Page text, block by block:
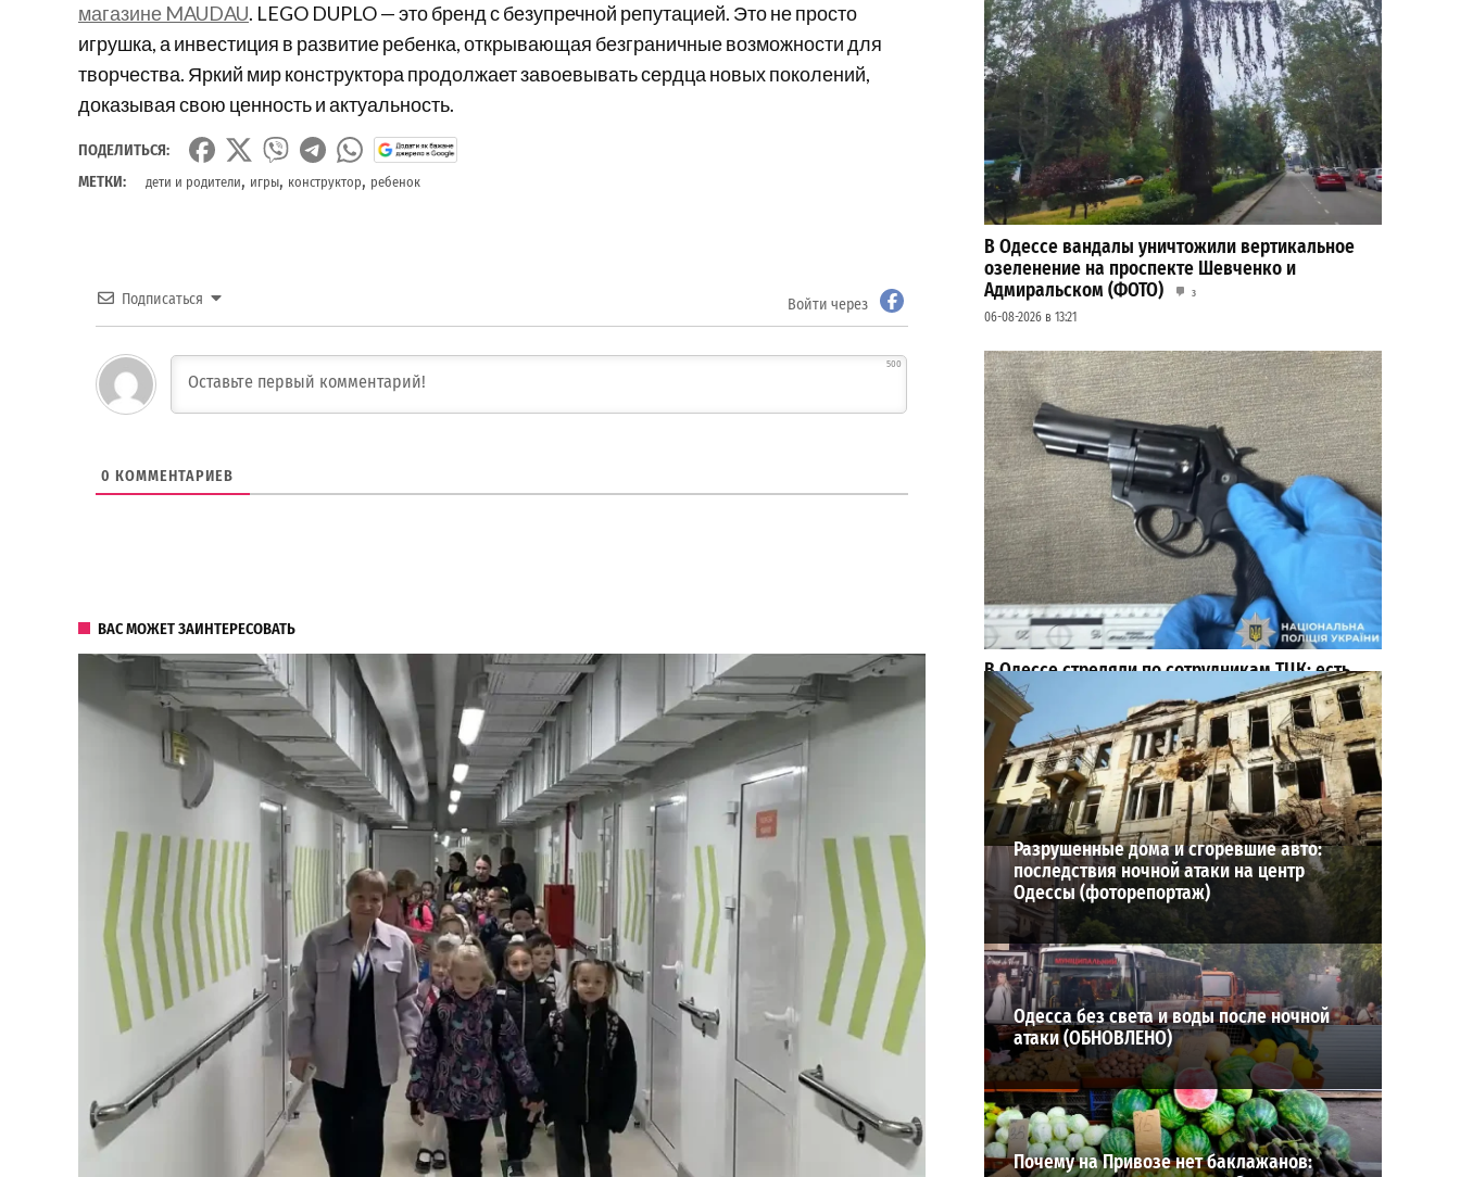
магазине MAUDAU. LEGO DUPLO — это бренд с безупречной репутацией. Это не просто
игрушка, а инвестиция в развитие ребенка, открывающая безграничные возможности для
творчества. Яркий мир конструктора продолжает завоевывать сердца новых поколений,
доказывая свою ценность и актуальность.
ПОДЕЛИТЬСЯ:
МЕТКИ:
дети и родители, игры, конструктор, ребенок
Подписаться Войти через
500
0 КОММЕНТАРИЕВ
ВАС МОЖЕТ ЗАИНТЕРЕСОВАТЬ
В Одессе вандалы уничтожили вертикальное
озеленение на проспекте Шевченко и
Адмиральском (ФОТО)
3
06-08-2026 в 13:21
В Одессе стреляли по сотрудникам ТЦК: есть
раненые (ОБНОВЛЕНО)
02-08-2026 в 22:15
ВИБОР РЕДАКЦИИ
Разрушенные дома и сгоревшие авто:
последствия ночной атаки на центр
Одессы (фоторепортаж)
Одесса без света и воды после ночной
атаки (ОБНОВЛЕНО)
Почему на Привозе нет баклажанов: